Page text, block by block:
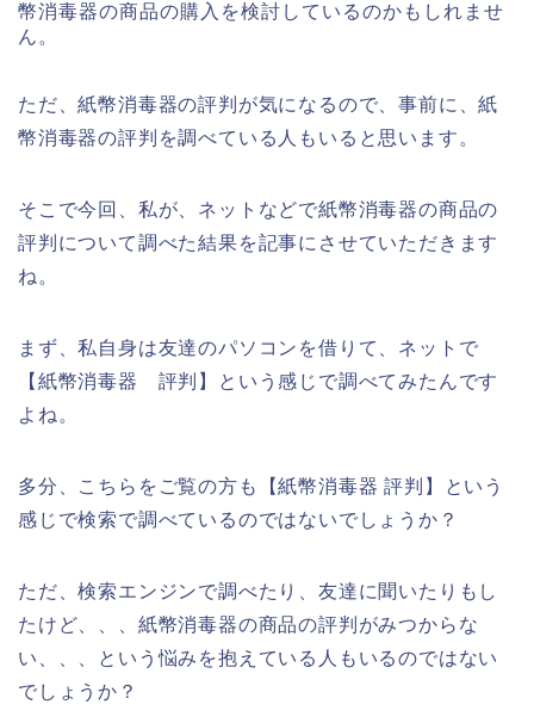
幣消毒器の商品の購入を検討しているのかもしれませ
ん。
ただ、紙幣消毒器の評判が気になるので、事前に、紙
幣消毒器の評判を調べている人もいると思います。
そこで今回、私が、ネットなどで紙幣消毒器の商品の
評判について調べた結果を記事にさせていただきます
ね。
まず、私自身は友達のパソコンを借りて、ネットで
【紙幣消毒器 評判】という感じで調べてみたんです
よね。
多分、こちらをご覧の方も【紙幣消毒器 評判】という
感じで検索で調べているのではないでしょうか？
ただ、検索エンジンで調べたり、友達に聞いたりもし
たけど、、、紙幣消毒器の商品の評判がみつからな
い、、、という悩みを抱えている人もいるのではない
でしょうか？